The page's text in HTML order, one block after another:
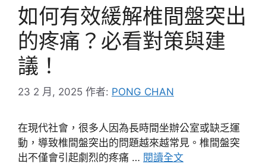
如何有效緩解椎間盤突出
的疼痛？必看對策與建
議！
23 2 月, 2025 作者: PONG CHAN
在現代社會，很多人因為長時間坐辦公室或缺乏運
動，導致椎間盤突出的問題越來越常見。椎間盤突
出不僅會引起劇烈的疼痛 … 閱讀全文